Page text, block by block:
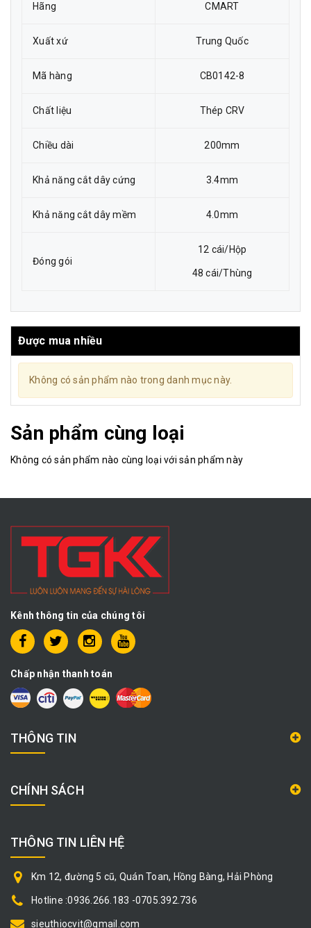
Hãng CMART
Xuất xứ Trung Quốc
Mã hàng CB0142-8
Chất liệu Thép CRV
Chiều dài 200mm
Khả năng cắt dây cứng 3.4mm
Khả năng cắt dây mềm 4.0mm
Đóng gói
12 cái/Hộp
48 cái/Thùng
Được mua nhiều
Không có sản phẩm nào trong danh mục này.
Sản phẩm cùng loại
Không có sản phẩm nào cùng loại với sản phẩm này
Kênh thông tin của chúng tôi
Chấp nhận thanh toán
THÔNG TIN
CHÍNH SÁCH
THÔNG TIN LIÊN HỆ
Km 12, đường 5 cũ, Quán Toan, Hồng Bàng, Hải Phòng
Hotline :0936.266.183 -0705.392.736
sieuthiocvit@gmail.com